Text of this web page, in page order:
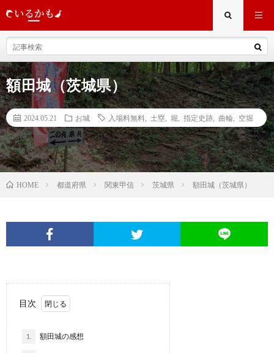
額田城（茨城県）
2024.05.21 お城 入場料無料 土塁 堀 指定史跡 曲輪 空堀
HOME 都道府県 関東甲信 茨城県 額田城（茨城県）
目次
1. 額田城の感想